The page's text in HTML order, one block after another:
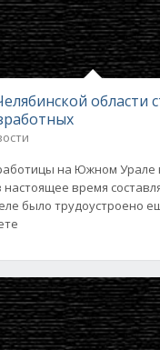
области
на Южном Урале
настоящее время
было трудоустроено